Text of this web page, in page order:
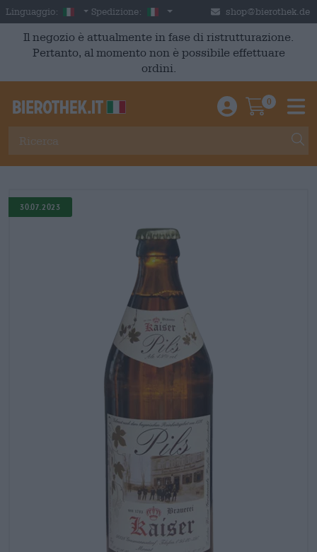
Skip to main content
Linguaggio: Italian
Spedizione: Italia shop@bierothek.de
Il negozio è attualmente in fase di ristrutturazione.
Pertanto, al momento non è possibile effettuare
ordini.
Einloggen /
0
30.07.2023